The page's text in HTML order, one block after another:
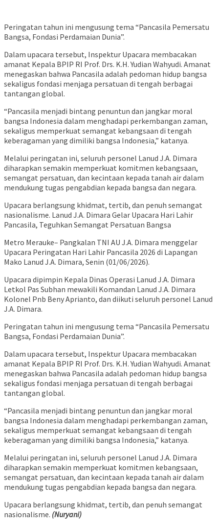
Peringatan tahun ini mengusung tema “Pancasila Pemersatu
Bangsa, Fondasi Perdamaian Dunia”.
Dalam upacara tersebut, Inspektur Upacara membacakan
amanat Kepala BPIP RI Prof. Drs. K.H. Yudian Wahyudi. Amanat
menegaskan bahwa Pancasila adalah pedoman hidup bangsa
sekaligus fondasi menjaga persatuan di tengah berbagai
tantangan global.
“Pancasila menjadi bintang penuntun dan jangkar moral
bangsa Indonesia dalam menghadapi perkembangan zaman,
sekaligus memperkuat semangat kebangsaan di tengah
keberagaman yang dimiliki bangsa Indonesia,” katanya.
Melalui peringatan ini, seluruh personel Lanud J.A. Dimara
diharapkan semakin memperkuat komitmen kebangsaan,
semangat persatuan, dan kecintaan kepada tanah air dalam
mendukung tugas pengabdian kepada bangsa dan negara.
Upacara berlangsung khidmat, tertib, dan penuh semangat
nasionalisme. Lanud J.A. Dimara Gelar Upacara Hari Lahir
Pancasila, Teguhkan Semangat Persatuan Bangsa
Metro Merauke– Pangkalan TNI AU J.A. Dimara menggelar
Upacara Peringatan Hari Lahir Pancasila 2026 di Lapangan
Mako Lanud J.A. Dimara, Senin (01/06/2026).
Upacara dipimpin Kepala Dinas Operasi Lanud J.A. Dimara
Letkol Pas Subhan mewakili Komandan Lanud J.A. Dimara
Kolonel Pnb Beny Aprianto, dan diikuti seluruh personel Lanud
J.A. Dimara.
Peringatan tahun ini mengusung tema “Pancasila Pemersatu
Bangsa, Fondasi Perdamaian Dunia”.
Dalam upacara tersebut, Inspektur Upacara membacakan
amanat Kepala BPIP RI Prof. Drs. K.H. Yudian Wahyudi. Amanat
menegaskan bahwa Pancasila adalah pedoman hidup bangsa
sekaligus fondasi menjaga persatuan di tengah berbagai
tantangan global.
“Pancasila menjadi bintang penuntun dan jangkar moral
bangsa Indonesia dalam menghadapi perkembangan zaman,
sekaligus memperkuat semangat kebangsaan di tengah
keberagaman yang dimiliki bangsa Indonesia,” katanya.
Melalui peringatan ini, seluruh personel Lanud J.A. Dimara
diharapkan semakin memperkuat komitmen kebangsaan,
semangat persatuan, dan kecintaan kepada tanah air dalam
mendukung tugas pengabdian kepada bangsa dan negara.
Upacara berlangsung khidmat, tertib, dan penuh semangat
nasionalisme. (Nuryani)